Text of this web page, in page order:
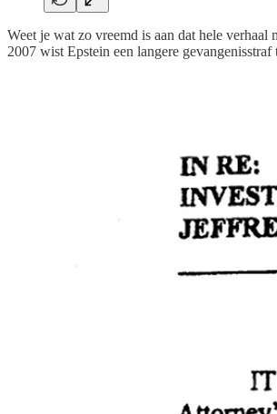
Weet je wat zo vreemd is aan dat hele
2007 wist Epstein een langere